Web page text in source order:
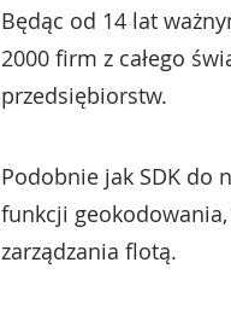
Będąc od 14 lat
2000 firm z całego
przedsiębiorstw.
Podobnie jak SDK do
funkcji
zarządzania flotą.